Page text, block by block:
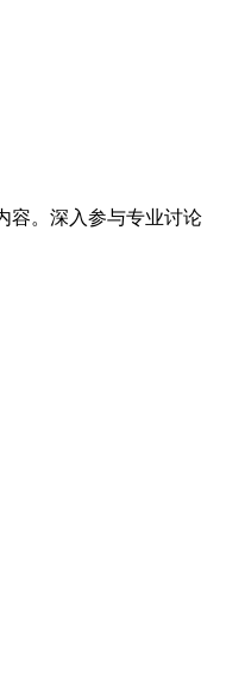
容。深入参与专业讨论